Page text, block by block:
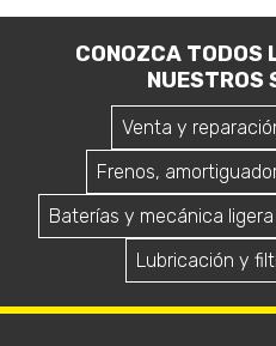
CONOZCA TODOS
NUESTROS
Venta y
Frenos,
Baterías y mecánica ligera
Lubricación y